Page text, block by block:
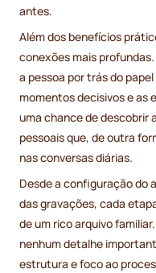
antes.
Além dos benefícios
conexões mais
a pessoa por trás do
momentos decisivos e as
uma chance de descobrir
pessoais que, de outra
nas conversas diárias.
Desde a configuração do
das gravações, cada
de um rico arquivo
nenhum detalhe
estrutura e foco ao